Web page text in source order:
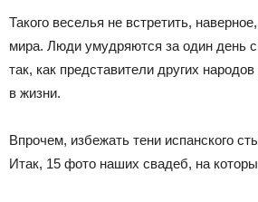
Такого веселья не встретить,
мира. Люди умудряются за один день
так, как представители других
в жизни.
Впрочем, избежать тени испанского
Итак, 15 фото наших свадеб, на